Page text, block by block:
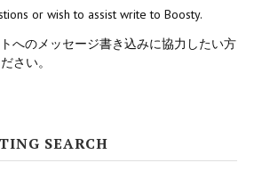
or wish to assist write to Boosty.
へのメッセージ書き込みに協力したい方
さい。
SEARCH